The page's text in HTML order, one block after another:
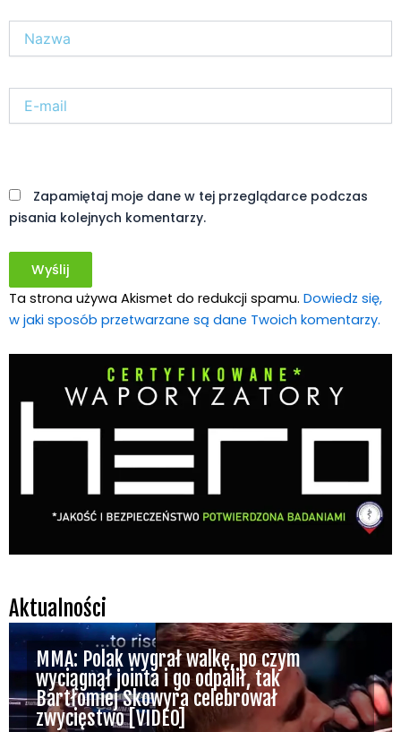
mail*
Zapamiętaj moje dane w tej przeglądarce podczas
pisania kolejnych komentarzy.
Ta strona używa Akismet do redukcji spamu. Dowiedz się,
w jaki sposób przetwarzane są dane Twoich komentarzy.
Aktualności
MMA: Polak wygrał walkę, po czym
wyciągnął jointa i go odpalił, tak
Bartłomiej Skowyra celebrował
zwycięstwo [VIDEO]